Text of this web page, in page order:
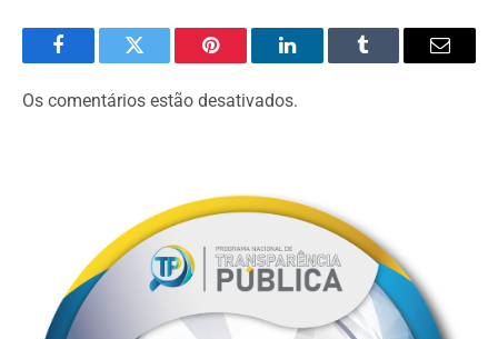
FacebookTwitter Pinterest O
LinkedIn
Tumblr
E-
Os comentários estão desativados.